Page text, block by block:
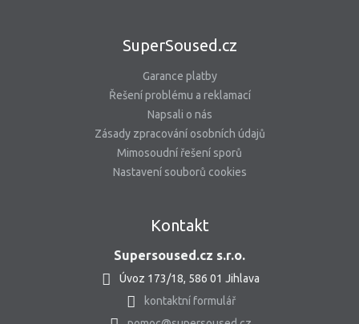
SuperSoused.cz
Garance platby
Řešení problému a reklamací
Napsali o nás
Zásady zpracování osobních údajů
Mimosoudní řešení sporů
Nastavení souborů cookies
Kontakt
Supersoused.cz s.r.o.
Úvoz 173/18, 586 01 Jihlava
kontaktní formulář